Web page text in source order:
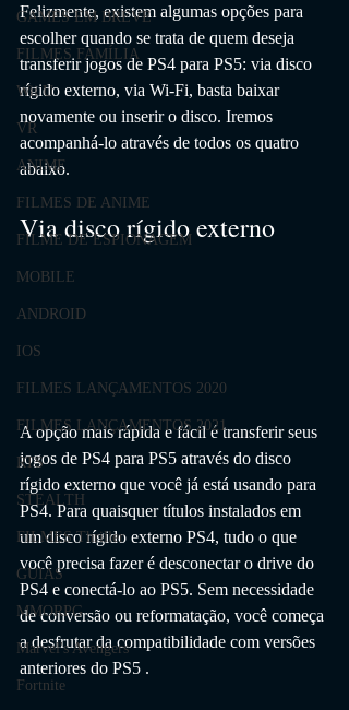
GAMES EM BREVE
FILMES FAMÍLIA
Wii U
VR
ANIME
FILMES DE ANIME
FILME DE ESPIONAGEM
MOBILE
ANDROID
IOS
FILMES LANÇAMENTOS 2020
FILMES LANÇAMENTOS 2021
RTS
STEALTH
FILMES Thriller
GUIAS
MMORPG
Marvel's Avengers
Fortnite
Felizmente, existem algumas opções para
escolher quando se trata de quem deseja
transferir jogos de PS4 para PS5: via disco
rígido externo, via Wi-Fi, basta baixar
novamente ou inserir o disco. Iremos
acompanhá-lo através de todos os quatro
abaixo.
Via disco rígido externo
A opção mais rápida e fácil é transferir seus
jogos de PS4 para PS5 através do disco
rígido externo que você já está usando para
PS4. Para quaisquer títulos instalados em
um disco rígido externo PS4, tudo o que
você precisa fazer é desconectar o drive do
PS4 e conectá-lo ao PS5. Sem necessidade
de conversão ou reformatação, você começa
a desfrutar da compatibilidade com versões
anteriores do PS5 .